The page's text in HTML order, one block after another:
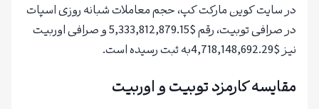
در سایت کوین مارکت کپ، حجم معاملات شبانه روزی اسپات
در صرافی توبیت، رقم $5,333,812,879.15 و صرافی اوربیت
نیز $4,718,148,692.29به ثبت رسیده است.
مقایسه کارمزد توبیت و اوربیت